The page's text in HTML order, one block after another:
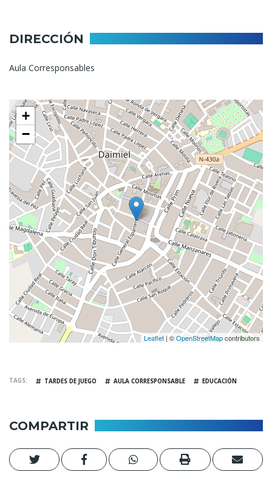
DIRECCIÓN
Aula Corresponsables
+
−
Leaflet | ©OpenStreetMapcontributors
TAGS TARDES DE JUEGO AULA CORRESPONSABLE EDUCACIÓN
COMPARTIR